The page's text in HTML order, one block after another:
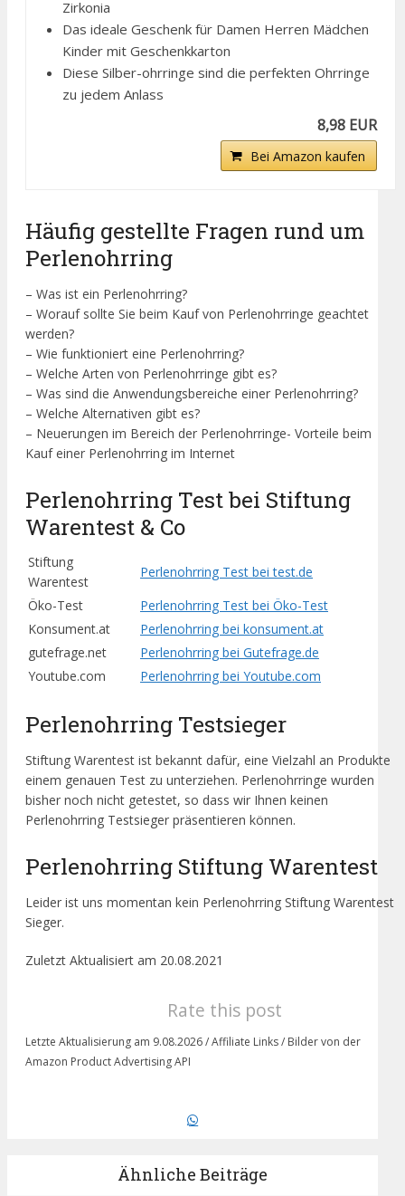
Zirkonia
Das ideale Geschenk für Damen Herren Mädchen
Kinder mit Geschenkkarton
Diese Silber-ohrringe sind die perfekten Ohrringe
zu jedem Anlass
8,98 EUR
Bei Amazon kaufen
Häufig gestellte Fragen rund um
Perlenohrring
– Was ist ein Perlenohrring?
– Worauf sollte Sie beim Kauf von Perlenohrringe geachtet
werden?
– Wie funktioniert eine Perlenohrring?
– Welche Arten von Perlenohrringe gibt es?
– Was sind die Anwendungsbereiche einer Perlenohrring?
– Welche Alternativen gibt es?
– Neuerungen im Bereich der Perlenohrringe- Vorteile beim
Kauf einer Perlenohrring im Internet
Perlenohrring Test bei Stiftung
Warentest & Co
Stiftung
Warentest
Perlenohrring Test bei test.de
Öko-Test
Perlenohrring Test bei Öko-Test
Konsument.at
Perlenohrring bei konsument.at
gutefrage.net
Perlenohrring bei Gutefrage.de
Youtube.com
Perlenohrring bei Youtube.com
Perlenohrring Testsieger
Stiftung Warentest ist bekannt dafür, eine Vielzahl an Produkte
einem genauen Test zu unterziehen. Perlenohrringe wurden
bisher noch nicht getestet, so dass wir Ihnen keinen
Perlenohrring Testsieger präsentieren können.
Perlenohrring Stiftung Warentest
Leider ist uns momentan kein Perlenohrring Stiftung Warentest
Sieger.
Zuletzt Aktualisiert am 20.08.2021
Rate this post
Letzte Aktualisierung am 9.08.2026 / Affiliate Links / Bilder von der
Amazon Product Advertising API
Ähnliche Beiträge